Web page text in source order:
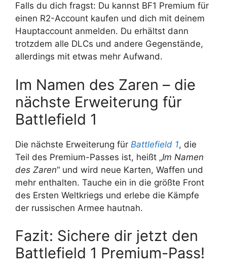
Falls du dich fragst: Du kannst BF1 Premium für
einen R2-Account kaufen und dich mit deinem
Hauptaccount anmelden. Du erhältst dann
trotzdem alle DLCs und andere Gegenstände,
allerdings mit etwas mehr Aufwand.
Im Namen des Zaren – die
nächste Erweiterung für
Battlefield 1
Die nächste Erweiterung für Battlefield 1, die
Teil des Premium-Passes ist, heißt „Im Namen
des Zaren“ und wird neue Karten, Waffen und
mehr enthalten. Tauche ein in die größte Front
des Ersten Weltkriegs und erlebe die Kämpfe
der russischen Armee hautnah.
Fazit: Sichere dir jetzt den
Battlefield 1 Premium-Pass!